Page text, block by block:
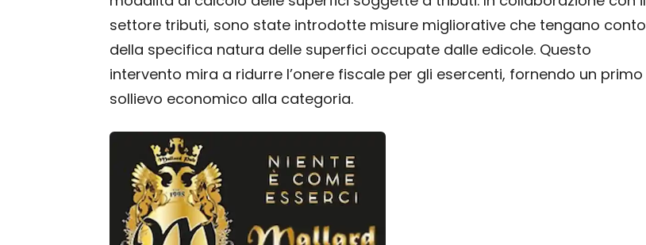
settore tributi, sono state introdotte misure migliorative che tengano conto
della specifica natura delle superfici occupate dalle edicole. Questo
intervento mira a ridurre l’onere fiscale per gli esercenti, fornendo un primo
sollievo economico alla categoria.